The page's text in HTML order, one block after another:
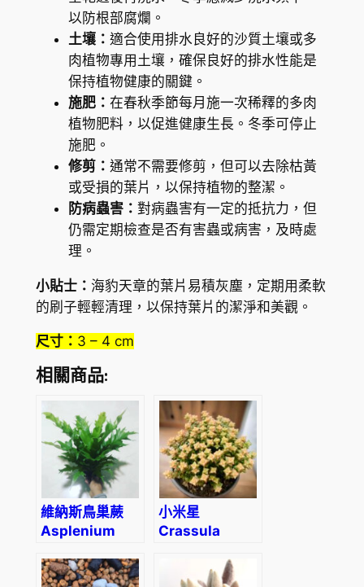
u
s
)
數
量
以防根部腐爛。
土壤： 適合使用排水良好的沙質土壤或多
肉植物專用土壤，確保良好的排水性能是
保持植物健康的關鍵。
施肥： 在春秋季節每月施一次稀釋的多肉
植物肥料，以促進健康生長。冬季可停止
施肥。
修剪： 通常不需要修剪，但可以去除枯黃
或受損的葉片，以保持植物的整潔。
防病蟲害： 對病蟲害有一定的抵抗力，但
仍需定期檢查是否有害蟲或病害，及時處
理。
小貼士： 海豹天章的葉片易積灰塵，定期用柔軟
的刷子輕輕清理，以保持葉片的潔淨和美觀。
尺寸： 3 – 4 cm
相關商品:
維納斯鳥巢蕨
Asplenium
小米星
Crassula
‘Tom Thumb’